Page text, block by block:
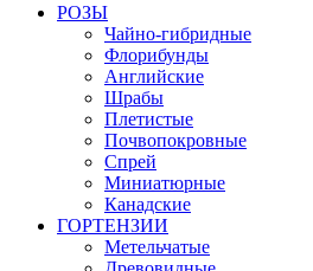
РОЗЫ
Чайно-гибридные
Флорибунды
Английские
Шрабы
Плетистые
Почвопокровные
Спрей
Миниатюрные
Канадские
ГОРТЕНЗИИ
Метельчатые